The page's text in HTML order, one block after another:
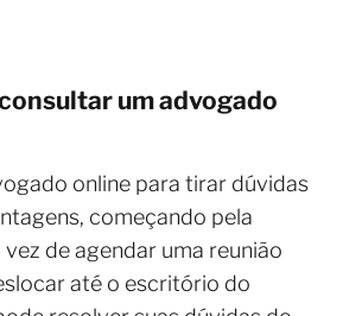
um advogado
online para tirar dúvidas
começando pela
de agendar uma reunião
até o escritório do